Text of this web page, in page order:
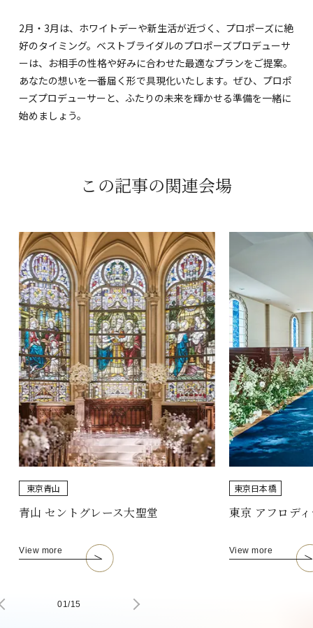
2月・3月は、ホワイトデーや新生活が近づく、プロポーズに絶
好のタイミング。ベストブライダルのプロポーズプロデューサ
ーは、お相手の性格や好みに合わせた最適なプランをご提案。
あなたの想いを一番届く形で具現化いたします。ぜひ、プロポ
ーズプロデューサーと、ふたりの未来を輝かせる準備を一緒に
始めましょう。
この記事の関連会場
東京青山
青山 セントグレース大聖堂
View more
東京日本橋
東京 アフロデ
View more
01/15